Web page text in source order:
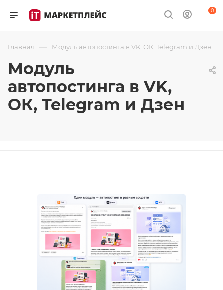
0
Главная — Модуль автопостинга в VK, ОК, Telegram и Дзен
Модуль
автопостинга в VK,
ОК, Telegram и Дзен